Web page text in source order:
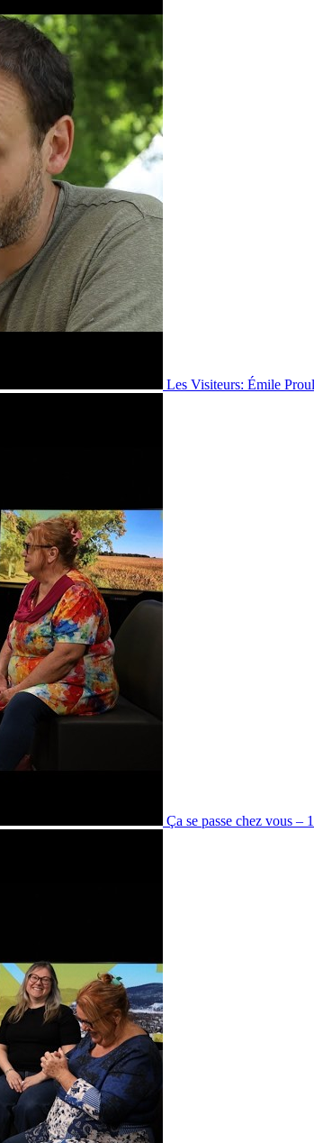
Les Visiteurs: Émile
Ça se passe chez vous –